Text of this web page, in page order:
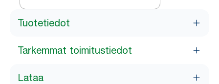
Tuotetiedot
Tarkemmat toimitustiedot
Lataa